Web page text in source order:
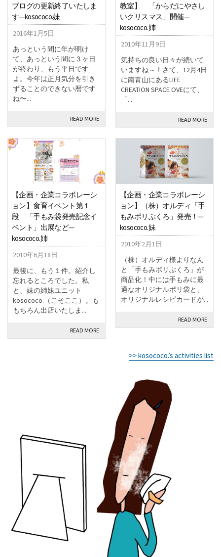
ブログの更新終了いたしま
す—kosococo.妹
2016年1月5日
あっという間に年が明け
て、あっという間に３ヶ日
が終わり、もう平日です
よ。今年は正月気分を引き
ずることのできない暦です
ね〜...
READ MORE
教室】 「からだにやさし
いクリスマス」開催—
kosococo.姉
2010年11月9日
気持ちの良い日々が続いて
いますね～！さて、12月4日
に南青山にあるLIFE
CREATION SPACE OVEにて、
「...
READ MORE
【企画・企業コラボレーシ
ョン】食育イベント第１
段 「手もみ袋発売記念イ
ベント」出展など—
kosococo.姉
2010年6月18日
最後に、もう１件。紹介し
忘れるところでした。私
と、妹の姉妹ユニット
kosococo.（こそここ）。も
もちろん出店いたしま...
READ MORE
【企画・企業コラボレーシ
ョン】（株）オルディ「手
もみポリぶくろ」発売！—
kosococo.妹
2010年2月1日
（株）オルディ様よりなん
と「手もみポリぶくろ」が
商品化！中には手もみに最
適なオリジナルポリ袋と、
オリジナルレシピカードが...
READ MORE
>> kosococo.’s activities list